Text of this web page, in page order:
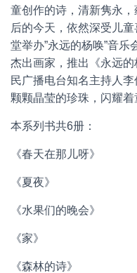
童创作的诗，清新隽永
后的今天，依然深受儿
堂举办”永远的杨唤”音
杰出画家，推出《永远
民广播电台知名主持人
颗颗晶莹的珍珠，闪耀着
本系列书共6册：
《春天在那儿呀》
《夏夜》
《水果们的晚会》
《家》
《森林的诗》